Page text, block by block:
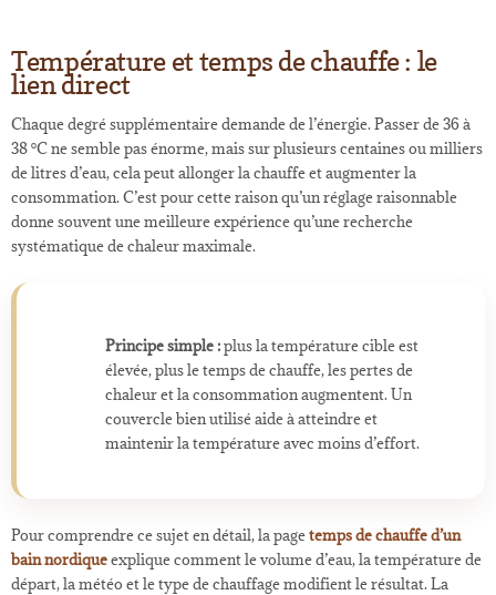
Température et temps de chauffe : le
lien direct
Chaque degré supplémentaire demande de l’énergie. Passer de 36 à
38 °C ne semble pas énorme, mais sur plusieurs centaines ou milliers
de litres d’eau, cela peut allonger la chauffe et augmenter la
consommation. C’est pour cette raison qu’un réglage raisonnable
donne souvent une meilleure expérience qu’une recherche
systématique de chaleur maximale.
Principe simple :plus la température cible est
élevée, plus le temps de chauffe, les pertes de
chaleur et la consommation augmentent. Un
couvercle bien utilisé aide à atteindre et
maintenir la température avec moins d’effort.
Pour comprendre ce sujet en détail, la pagetemps de chauffe d’un
bain nordiqueexplique comment le volume d’eau, la température de
départ, la météo et le type de chauffage modifient le résultat. La